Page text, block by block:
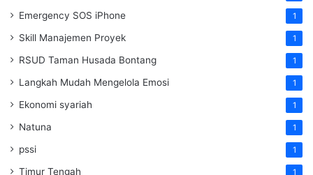
Emergency SOS iPhone 1
Skill Manajemen Proyek 1
RSUD Taman Husada Bontang 1
Langkah Mudah Mengelola Emosi 1
Ekonomi syariah 1
Natuna 1
pssi 1
Timur Tengah 1